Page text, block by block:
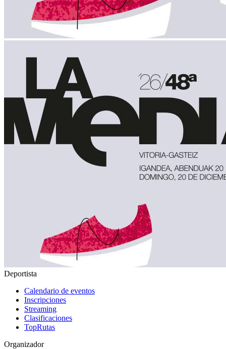
Deportista
Calendario de eventos
Inscripciones
Streaming
Clasificaciones
TopRutas
Organizador